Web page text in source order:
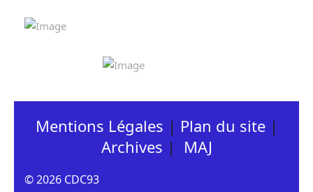
Mentions Légales | Plan du site|
Archives | MAJ
© 2026 CDC93